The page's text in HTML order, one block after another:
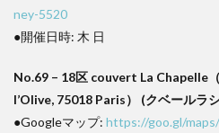
ney-5520
●開催日時: 木 日
No.69 – 18区 couvert La Chapelle
l’Olive, 75018 Paris） (クベールラ
●Googleマップ: https://goo.gl/